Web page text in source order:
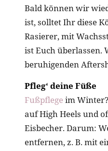
Bald können wir
ist, solltet Ihr diese
Rasierer, mit
ist Euch überlassen.
beruhigenden
Pfleg‘ deine Füße
Fußpflege im
auf High Heels und
Eisbecher. Darum:
entfernen, z. B. mit